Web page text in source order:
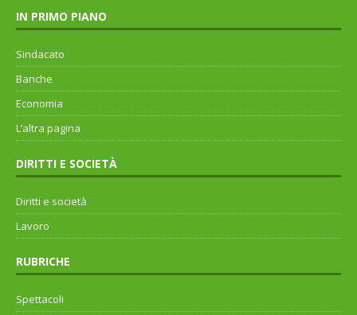
IN PRIMO PIANO
Sindacato
Banche
Economia
L’altra pagina
DIRITTI E SOCIETÀ
Diritti e società
Lavoro
RUBRICHE
Spettacoli